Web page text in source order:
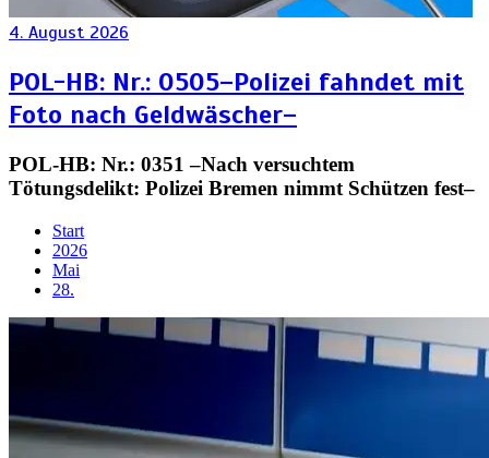
4. August 2026
POL-HB: Nr.: 0505–Polizei fahndet mit
Foto nach Geldwäscher–
POL-HB: Nr.: 0351 –Nach versuchtem
Tötungsdelikt: Polizei Bremen nimmt Schützen fest–
Start
2026
Mai
28.